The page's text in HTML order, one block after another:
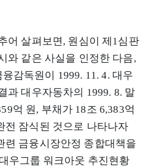
어 살펴보면, 원심이 제1심판
와 같은 사실을 인정한 다음,
감독원이 1999. 11. 4. 대우
과 대우자동차의 1999. 8. 말
억 원, 부채가 18조 6,383억
전 잠식된 것으로 나타나자
련 금융시장안정 종합대책을
우그룹 워크아웃 추진현황